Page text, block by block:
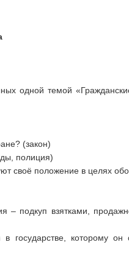
одной темой
(закон)
полиция)
своё положение в целях
подкуп взятками,
государстве, которому